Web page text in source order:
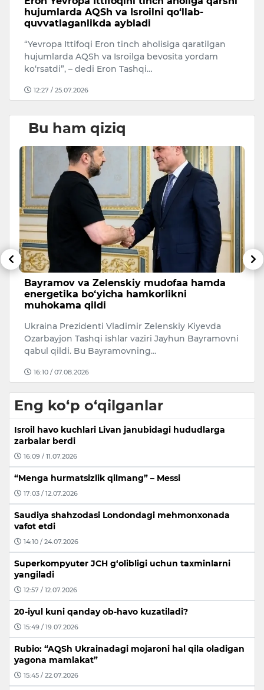
hujumlarda AQSh va Isroilni qo‘llab-
quvvatlaganlikda aybladi
“Yevropa Ittifoqi Eron tinch aholisiga qaratilgan
hujumlarda AQSh va Isroilga bevosita yordam
ko‘rsatdi”, – dedi Eron Tashqi…
12:27 / 25.07.2026
Bu ham qiziq
Bayramov va Zelenskiy mudofaa hamda
energetika bo‘yicha hamkorlikni
muhokama qildi
Ukraina Prezidenti Vladimir Zelenskiy Kiyevda
Ozarbayjon Tashqi ishlar vaziri Jayhun Bayramovni
qabul qildi. Bu Bayramovning…
16:10 / 07.08.2026
Eng ko‘p o‘qilganlar
Isroil havo kuchlari Livan janubidagi hududlarga
zarbalar berdi
16:09 / 11.07.2026
“Menga hurmatsizlik qilmang” – Messi
17:03 / 12.07.2026
Saudiya shahzodasi Londondagi mehmonxonada
vafot etdi
14:10 / 24.07.2026
Superkompyuter JCH g‘olibligi uchun taxminlarni
yangiladi
12:57 / 12.07.2026
20-iyul kuni qanday ob-havo kuzatiladi?
15:49 / 19.07.2026
Rubio: “AQSh Ukrainadagi mojaroni hal qila oladigan
yagona mamlakat”
15:45 / 22.07.2026